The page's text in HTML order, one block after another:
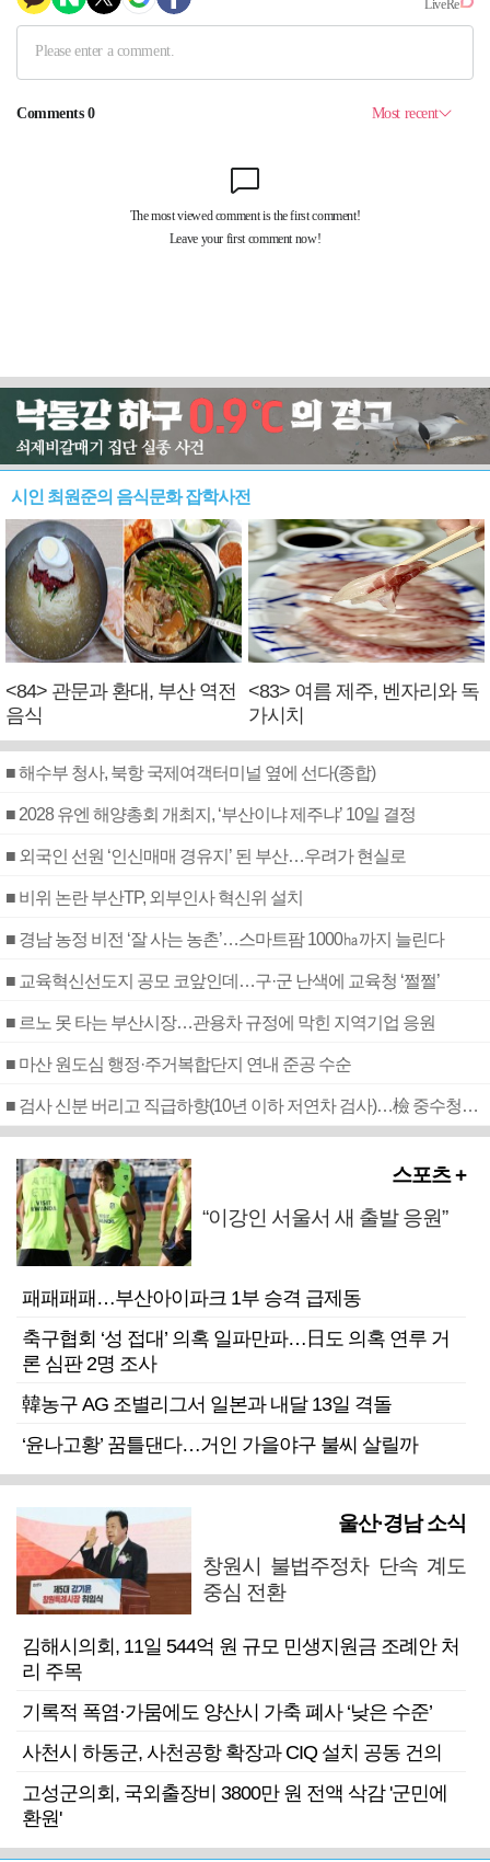
시인 최원준의 음식문화 잡학사전
<84> 관문과 환대, 부산 역전
음식
<83> 여름 제주, 벤자리와 독
가시치
■ 해수부 청사, 북항 국제여객터미널 옆에 선다(종합)
■ 2028 유엔 해양총회 개최지, ‘부산이냐 제주냐’ 10일 결정
■ 외국인 선원 ‘인신매매 경유지’ 된 부산…우려가 현실로
■ 비위 논란 부산TP, 외부인사 혁신위 설치
■ 경남 농정 비전 ‘잘 사는 농촌’…스마트팜 1000㏊까지 늘린다
■ 교육혁신선도지 공모 코앞인데…구·군 난색에 교육청 ‘쩔쩔’
■ 르노 못 타는 부산시장…관용차 규정에 막힌 지역기업 응원
■ 마산 원도심 행정·주거복합단지 연내 준공 수순
■ 검사 신분 버리고 직급하향(10년 이하 저연차 검사)…檢 중수청행 기피
스포츠 +
“이강인 서울서 새 출발 응원”
패패패패…부산아이파크 1부 승격 급제동
축구협회 ‘성 접대’ 의혹 일파만파…日도 의혹 연루 거
론 심판 2명 조사
韓농구 AG 조별리그서 일본과 내달 13일 격돌
‘윤나고황’ 꿈틀댄다…거인 가을야구 불씨 살릴까
울산·경남 소식
창원시 불법주정차 단속 계도
중심 전환
김해시의회, 11일 544억 원 규모 민생지원금 조례안 처
리 주목
기록적 폭염·가뭄에도 양산시 가축 폐사 ‘낮은 수준’
사천시 하동군, 사천공항 확장과 CIQ 설치 공동 건의
고성군의회, 국외출장비 3800만 원 전액 삭감 '군민에
환원'